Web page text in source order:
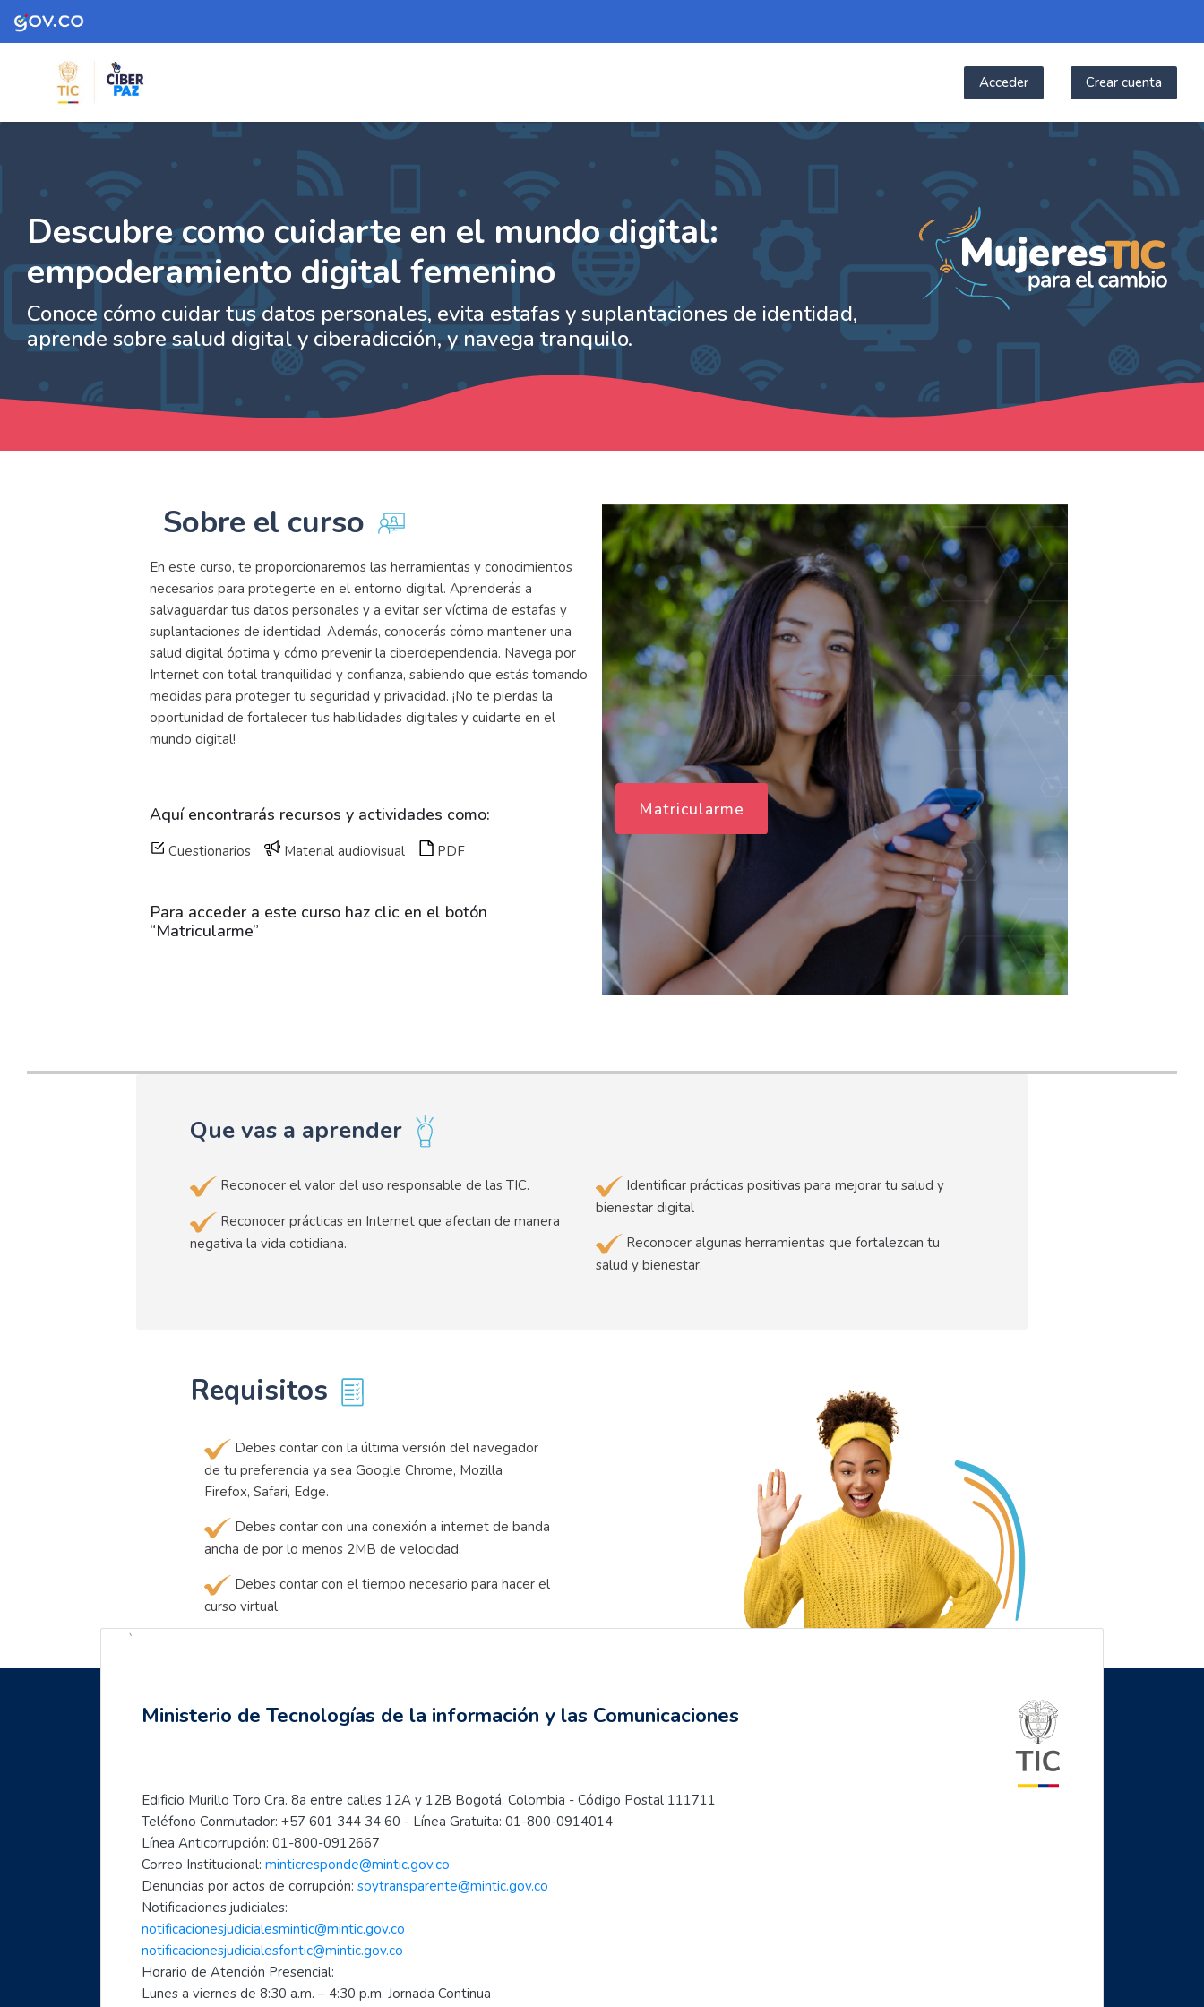
Skip to navigation
Skip to search form
Skip to login form
Skip to footer
Saltar al contenido principal
Acceder Crear cuenta
empoderamiento digital femenino | Plataforma de formación
Página Principal Páginas del sitio - Descubre como cuidarte en el mundo digital: empo...
- Descubre como cuidarte en el mundo digital: empoderamiento digital femenino
Descubre como cuidarte en el mundo digital:
empoderamiento digital femenino
Conoce cómo cuidar tus datos personales, evita estafas y suplantaciones de identidad,
aprende sobre salud digital y ciberadicción, y navega tranquilo.
Sobre el curso
En este curso, te proporcionaremos las herramientas y conocimientos
necesarios para protegerte en el entorno digital. Aprenderás a
salvaguardar tus datos personales y a evitar ser víctima de estafas y
suplantaciones de identidad. Además, conocerás cómo mantener una
salud digital óptima y cómo prevenir la ciberdependencia. Navega por
Internet con total tranquilidad y confianza, sabiendo que estás tomando
medidas para proteger tu seguridad y privacidad. ¡No te pierdas la
oportunidad de fortalecer tus habilidades digitales y cuidarte en el
mundo digital!
Aquí encontrarás recursos y actividades como:
Cuestionarios Material audiovisual PDF
Para acceder a este curso haz clic en el botón
“Matricularme”
Matricularme
Que vas a aprender
Reconocer el valor del uso responsable de las TIC.
Reconocer prácticas en Internet que afectan de manera
negativa la vida cotidiana.
Identificar prácticas positivas para mejorar tu salud y
bienestar digital
Reconocer algunas herramientas que fortalezcan tu
salud y bienestar.
Requisitos
Debes contar con la última versión del navegador
de tu preferencia ya sea Google Chrome, Mozilla
Firefox, Safari, Edge.
Debes contar con una conexión a internet de banda
ancha de por lo menos 2MB de velocidad.
Debes contar con el tiempo necesario para hacer el
curso virtual.
- Líderes digitales transformadores
- Ciberperiodismo comunitario a tu alcance: empoderamiento femenino en la era digital
Mujeres TIC para el cambio
Página principal
Preguntas frecuentes
- Aprende a usar Internet fácilmente
- Introducción al mundo digital
- Formación en Internet para personas mayores
- Mujeres líderes de la Transformación Digital
- Mujeres creadoras de contenido Digital
`
Ministerio de Tecnologías de la información y las Comunicaciones
Edificio Murillo Toro Cra. 8a entre calles 12A y 12B Bogotá, Colombia - Código Postal 111711
Teléfono Conmutador: +57 601 344 34 60 - Línea Gratuita: 01-800-0914014
Línea Anticorrupción: 01-800-0912667
Correo Institucional: minticresponde@mintic.gov.co
Denuncias por actos de corrupción: soytransparente@mintic.gov.co
Notificaciones judiciales:
notificacionesjudicialesmintic@mintic.gov.co
notificacionesjudicialesfontic@mintic.gov.co
Horario de Atención Presencial:
Lunes a viernes de 8:30 a.m. – 4:30 p.m. Jornada Continua